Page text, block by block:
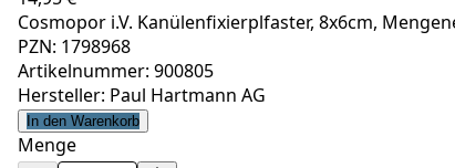
Cosmopor i.V. Kanülenfixierplfaster, 8x6cm,
PZN: 1798968
Artikelnummer: 900805
Hersteller: Paul Hartmann AG
In den Warenkorb
Menge